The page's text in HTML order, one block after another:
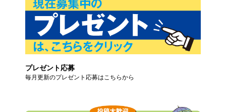
プレゼント応募
毎月更新のプレゼント応募はこちらから